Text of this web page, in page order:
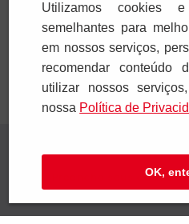
Adicionar
Receba
Preencha seus dados e
seu e-
Utilizamos cookies
semelhantes para
em nossos serviços,
recomendar conteúdo
utilizar nossos
nossa Polí­tica de
OK,